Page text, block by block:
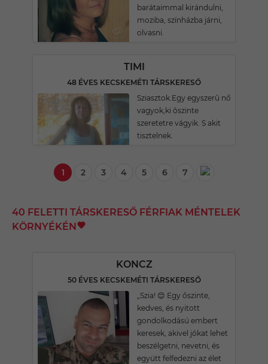
barátaimmal kirándulni,
moziba, színházba járni,
olvasni.
TIMI
48 ÉVES KECSKEMÉTI TÁRSKERESŐ
Sziasztok.Egy egyszerû nő
vagyok,ki ôszinte
szeretetre vágyik. S akit
tisztelnek.
1 2 3 4 5 6 7
40 FELETTI TÁRSKERESŐ FÉRFIAK MÉNTELEK
KÖRNYÉKÉN
KONCZ
50 ÉVES KECSKEMÉTI TÁRSKERESŐ
„Szia! 😊 Egy őszinte,
kedves, és nyitott
gondolkodású embert
keresek, akivel jókat lehet
beszélgetni, nevetni, és
együtt felfedezni az élet